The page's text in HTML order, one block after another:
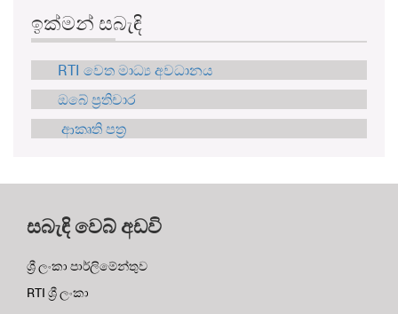
ඉක්මන් සබැඳි
RTI වෙත මාධ්‍ය අවධානය
ඔබේ ප්‍රතිචාර
ආකෘති පත්‍ර
සබැඳි වෙබ් අඩවි
ශ්‍රී ලංකා පාර්ලිමේන්තුව
RTI ශ්‍රී ලංකා